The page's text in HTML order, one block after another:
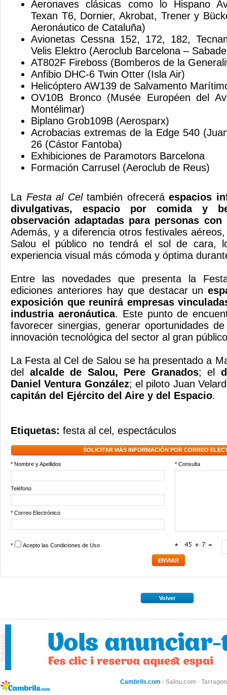
Aeronaves clásicas como lo Hispano
Texan T6, Dornier, Akrobat, Trener y
Aeronáutico de Cataluña)
Avionetas Cessna 152, 172, 182,
Velis Elektro (Aeroclub Barcelona –
AT802F Fireboss (Bomberos de la
Anfibio DHC-6 Twin Otter (Isla Air)
Helicóptero AW139 de Salvamento
OV10B Bronco (Musée Européen del
Montélimar)
Biplano Grob109B (Aerosparx)
Acrobacias extremas de la Edge 540
26 (Cástor Fantoba)
Exhibiciones de Paramotors Barcelona
Formación Carrusel (Aeroclub de Reus)
La Festa al Celtambién ofrecerá espacios
divulgativas, espacio por comida y
observación adaptadas para personas
Además, y a diferencia otros festivales
Salou el público no tendrá el sol de cara,
experiencia visual más cómoda y óptima
Entre las novedades que presenta la
ediciones anteriores hay que destacar un
exposición que reunirá empresas
industria aeronáutica. Este punto de
favorecer sinergias, generar oportunidades
innovación tecnológica del sector al gran
La Festa al Cel de Salou se ha presentado a
del alcalde de Salou, Pere Granados; el
Daniel Ventura González; el piloto Juan
capitán del Ejército del Aire y del Espacio.
Etiquetas: festa al cel, espectáculos
SOLICITAR MÁS INFORMACIÓN POR CORREO
* Nombre y Apellidos * Consulta
Teléfono
* Correo Electrónico
* Acepto las Condiciones de Uso *
Volver
Cambrils.com · Salou.com ·